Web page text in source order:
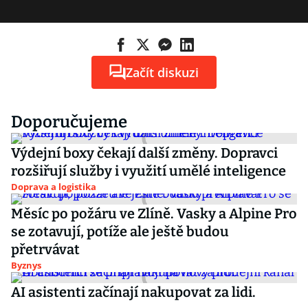
Začít diskuzi
Doporučujeme
Výdejní boxy čekají další změny. Dopravci
rozšiřují služby i využití umělé inteligence
Doprava a logistika
Měsíc po požáru ve Zlíně. Vasky a Alpine Pro
se zotavují, potíže ale ještě budou
přetrvávat
Byznys
AI asistenti začínají nakupovat za lidi.